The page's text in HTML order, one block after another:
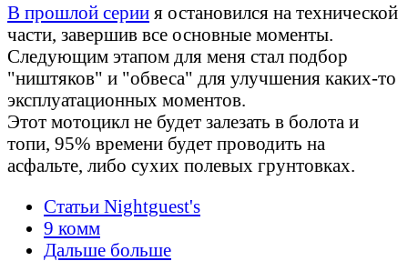
В прошлой серии я остановился на технической
части, завершив все основные моменты.
Следующим этапом для меня стал подбор
"ништяков" и "обвеса" для улучшения каких-то
эксплуатационных моментов.
Этот мотоцикл не будет залезать в болота и
топи, 95% времени будет проводить на
асфальте, либо сухих полевых грунтовках.
Статьи Nightguest's
9 комм
Дальше больше